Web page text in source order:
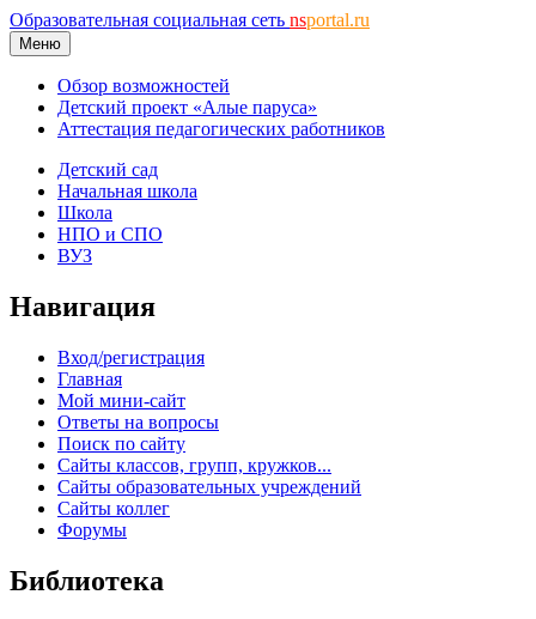
Образовательная социальная сеть nsportal.ru
Меню
Обзор возможностей
Детский проект «Алые паруса»
Аттестация педагогических работников
Детский сад
Начальная школа
Школа
НПО и СПО
ВУЗ
Навигация
Вход/регистрация
Главная
Мой мини-сайт
Ответы на вопросы
Поиск по сайту
Сайты классов, групп, кружков...
Сайты образовательных учреждений
Сайты коллег
Форумы
Библиотека